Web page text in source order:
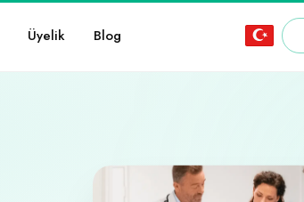
Üyelik Blog